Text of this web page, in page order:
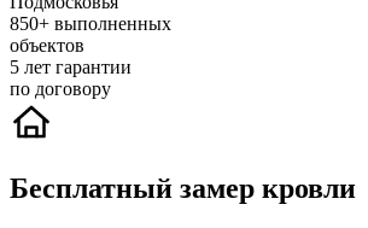
850+ выполненных
объектов
5 лет гарантии
по договору
Бесплатный замер кровли